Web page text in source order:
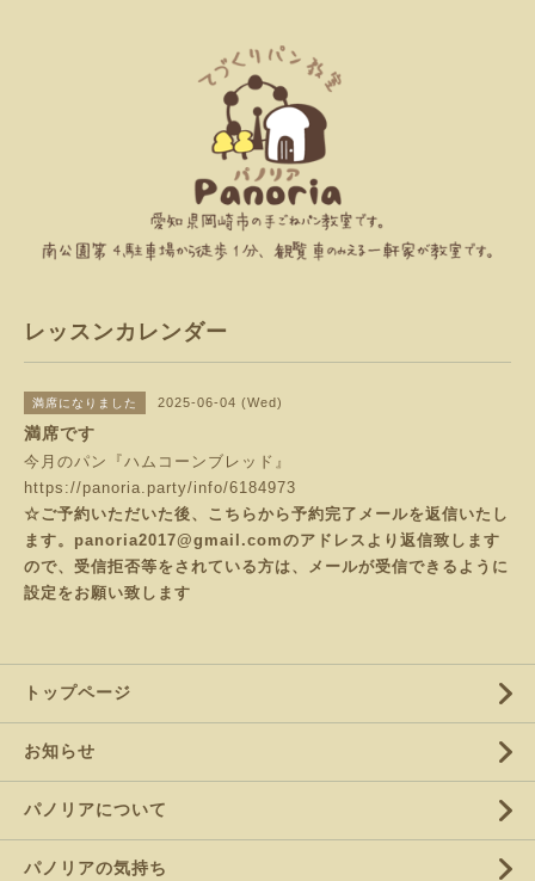
レッスンカレンダー
満席になりました 2025-06-04 (Wed)
満席です
今月のパン『ハムコーンブレッド』
https://panoria.party/info/6184973
☆ご予約いただいた後、こちらから予約完了メールを返信いたし
ます。panoria2017@gmail.comのアドレスより返信致します
ので、受信拒否等をされている方は、メールが受信できるように
設定をお願い致します
トップページ
お知らせ
パノリアについて
パノリアの気持ち